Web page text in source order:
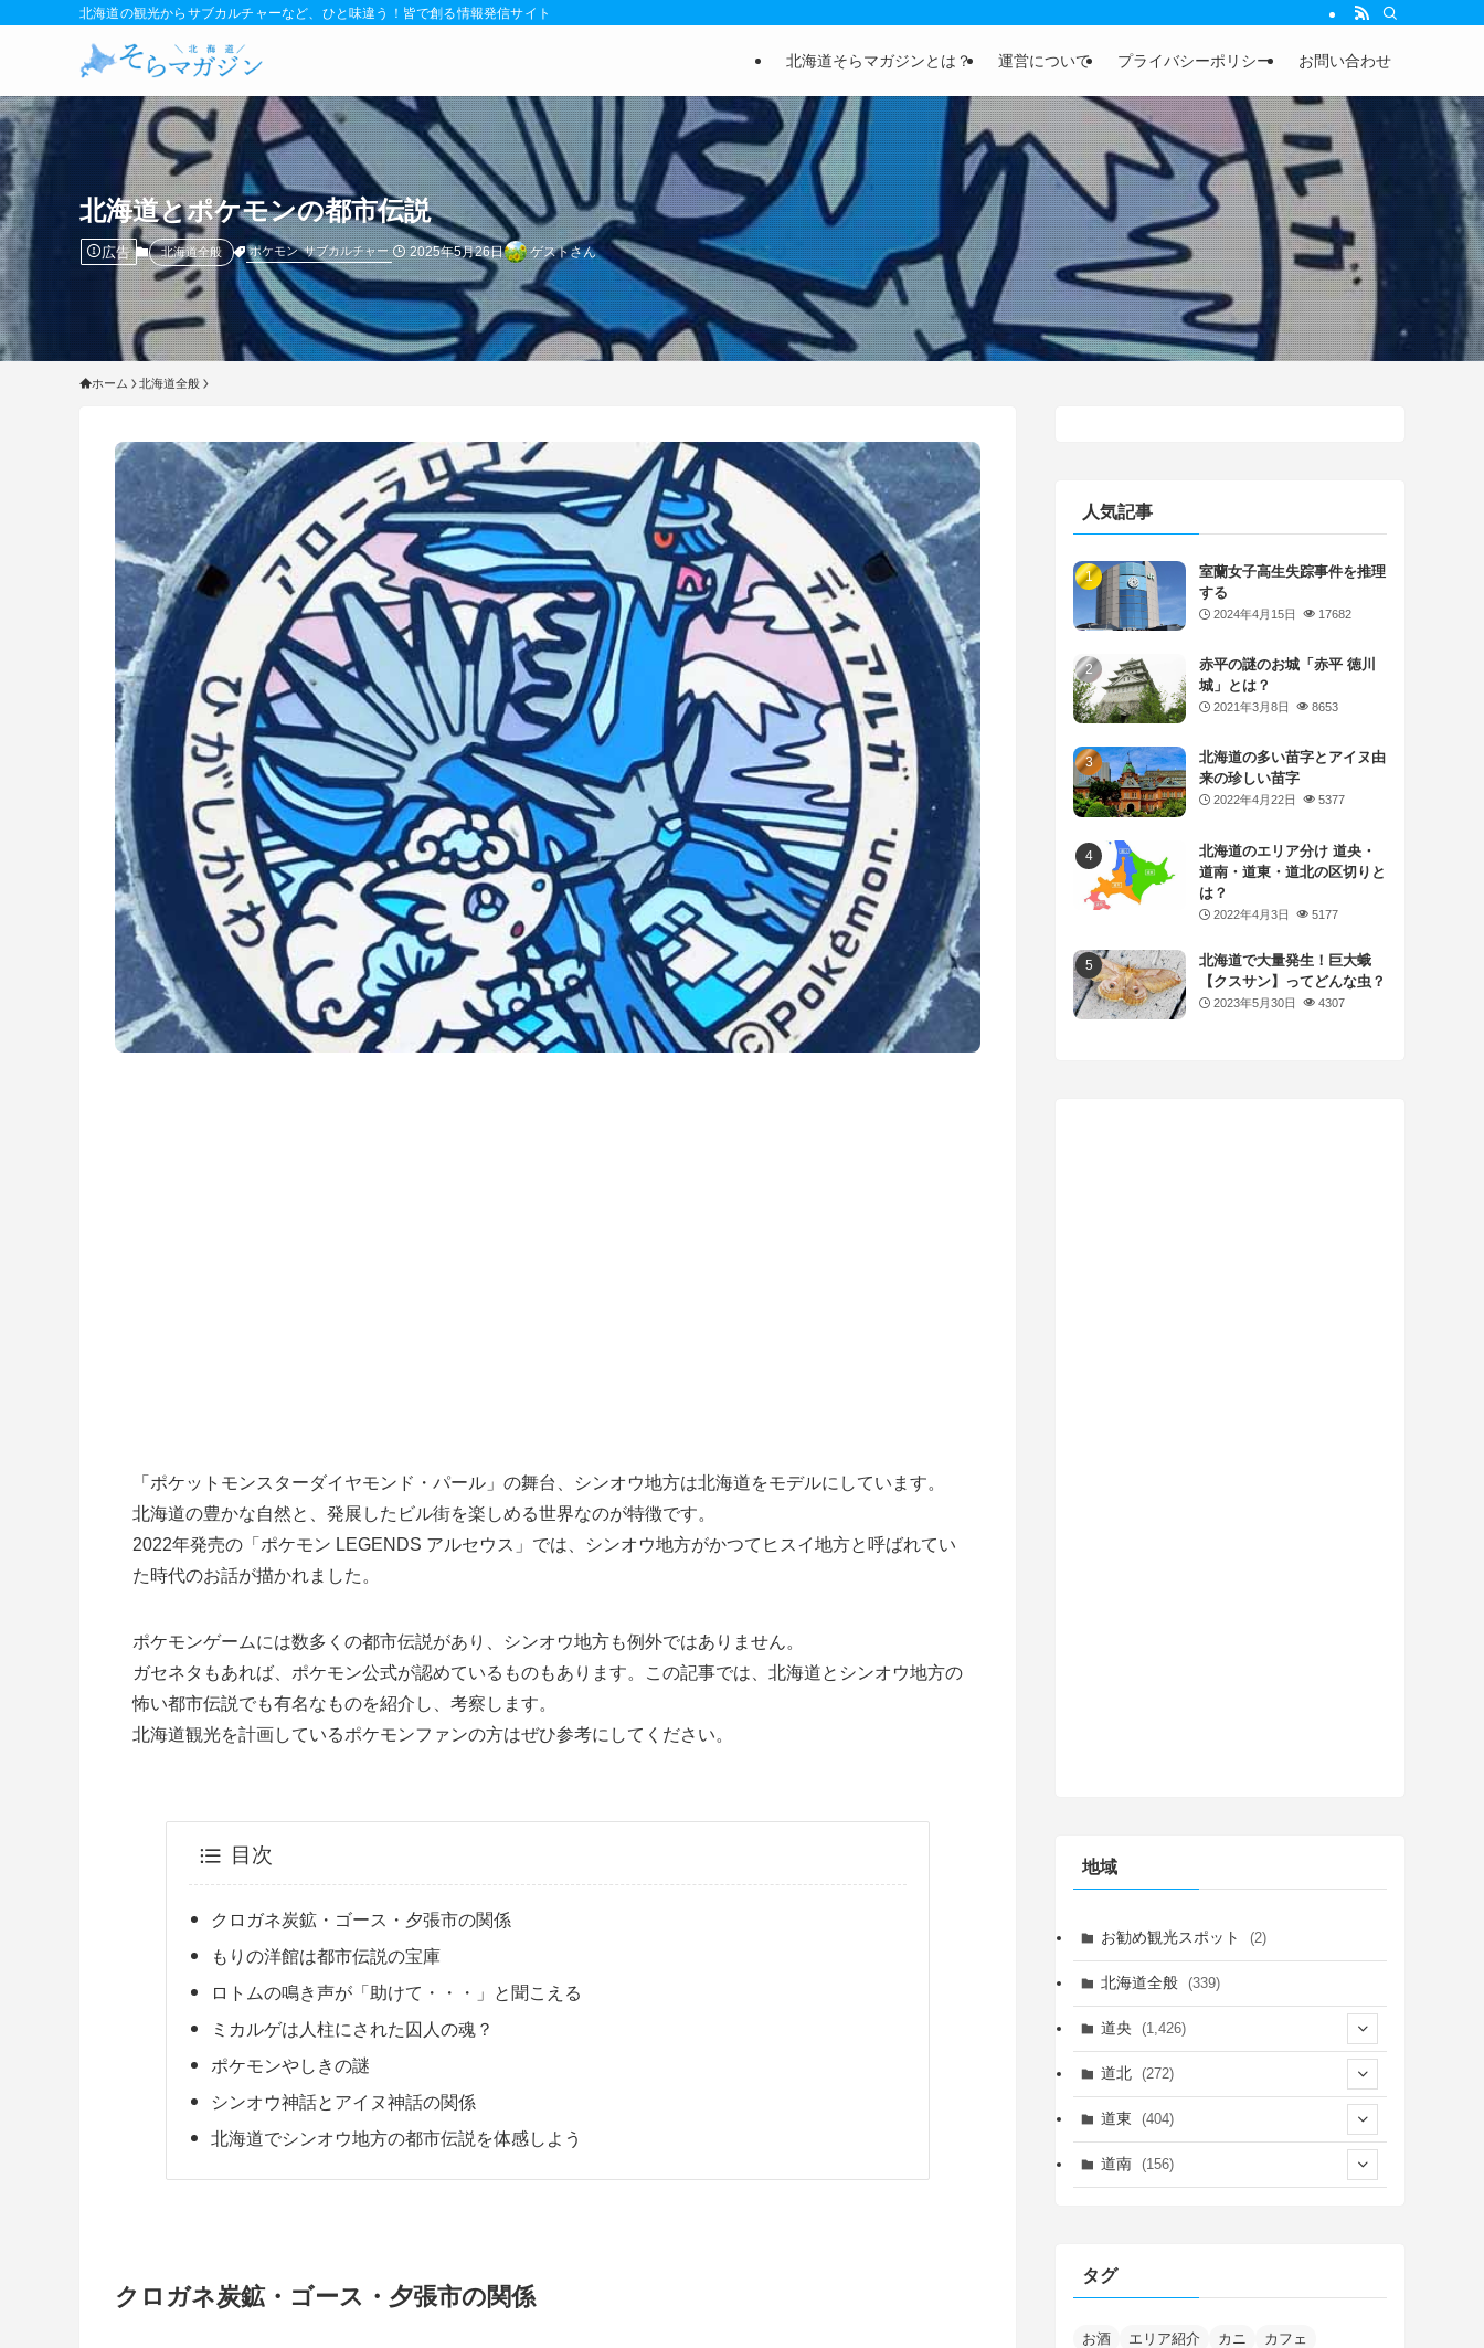
北海道の観光からサブカルチャーなど、ひと味違う！皆で創る情報発信サイト
北海道そらマガジンとは？ 運営について プライバシーポリシー お問い合わせ
北海道とポケモンの都市伝説
広告 北海道全般 ポケモン サブカルチャー 2025年5月26日 ゲストさん
ホーム 北海道全般
「ポケットモンスターダイヤモンド・パール」の舞台、シンオウ地方は北海道をモデルにしています。
北海道の豊かな自然と、発展したビル街を楽しめる世界なのが特徴です。
2022年発売の「ポケモン LEGENDS アルセウス」では、シンオウ地方がかつてヒスイ地方と呼ばれてい
た時代のお話が描かれました。
ポケモンゲームには数多くの都市伝説があり、シンオウ地方も例外ではありません。
ガセネタもあれば、ポケモン公式が認めているものもあります。この記事では、北海道とシンオウ地方の
怖い都市伝説でも有名なものを紹介し、考察します。
北海道観光を計画しているポケモンファンの方はぜひ参考にしてください。
目次
クロガネ炭鉱・ゴース・夕張市の関係
もりの洋館は都市伝説の宝庫
ロトムの鳴き声が「助けて・・・」と聞こえる
ミカルゲは人柱にされた囚人の魂？
ポケモンやしきの謎
シンオウ神話とアイヌ神話の関係
北海道でシンオウ地方の都市伝説を体感しよう
クロガネ炭鉱・ゴース・夕張市の関係
人気記事
室蘭女子高生失踪事件を推理
する
2024年4月15日 17682
赤平の謎のお城「赤平 徳川
城」とは？
2021年3月8日 8653
北海道の多い苗字とアイヌ由
来の珍しい苗字
2022年4月22日 5377
北海道のエリア分け 道央・
道南・道東・道北の区切りと
は？
2022年4月3日 5177
北海道で大量発生！巨大蛾
【クスサン】ってどんな虫？
2023年5月30日 4307
地域
お勧め観光スポット (2)
北海道全般 (339)
道央 (1,426)
(339)
(14)
(27)
道北 (272)
(27)
道東 (404)
(9)
(7)
(1)
(9)
道南 (156)
(2)
(96)
タグ
お酒 エリア紹介 カニ
カフェ